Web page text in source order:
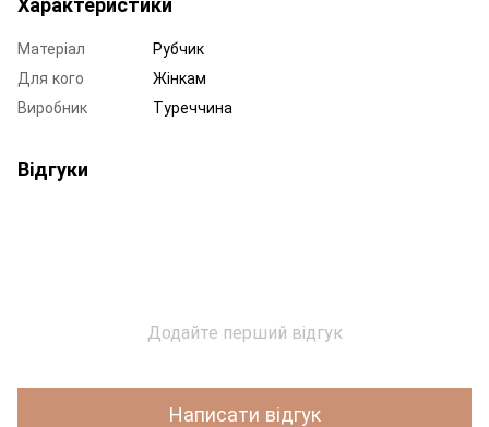
Матеріал
Рубчик
Для кого
Жінкам
Виробник
Туреччина
Відгуки
Додайте перший відгук
Написати відгук